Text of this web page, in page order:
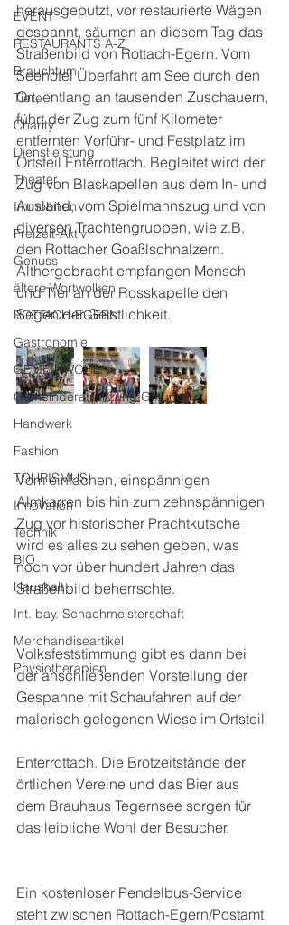
EVENT
RESTAURANTS A-Z
Brauchtum
Tiere
Charity
Dienstleistung
Theater
Immobilien
Freizeit-Aktiv
Genuss
ältere Wortwolken
ROTTACH-EGERN
Gastronomie
GEMEINWOHL
Gemeinderatssitzung Gmund
Handwerk
Fashion
TOURISMUS
Innovation
Technik
BIO
Haushalt
Int. bay. Schachmeisterschaft
Merchandiseartikel
Physiotherapien
herausgeputzt, vor restaurierte Wägen
gespannt, säumen an diesem Tag das
Straßenbild von Rottach-Egern. Vom
Seehotel Überfahrt am See durch den
Ort, entlang an tausenden Zuschauern,
führt der Zug zum fünf Kilometer
entfernten Vorführ- und Festplatz im
Ortsteil Enterrottach. Begleitet wird der
Zug von Blaskapellen aus dem In- und
Ausland, vom Spielmannszug und von
diversen Trachtengruppen, wie z.B.
den Rottacher Goaßlschnalzern.
Althergebracht empfangen Mensch
und Tier an der Rosskapelle den
Segen der Geistlichkeit.
Vom einfachen, einspännigen
Almkarren bis hin zum zehnspännigen
Zug vor historischer Prachtkutsche
wird es alles zu sehen geben, was
noch vor über hundert Jahren das
Straßenbild beherrschte.
Volksfeststimmung gibt es dann bei
der anschließenden Vorstellung der
Gespanne mit Schaufahren auf der
malerisch gelegenen Wiese im Ortsteil
Enterrottach. Die Brotzeitstände der
örtlichen Vereine und das Bier aus
dem Brauhaus Tegernsee sorgen für
das leibliche Wohl der Besucher.
Ein kostenloser Pendelbus-Service
steht zwischen Rottach-Egern/Postamt